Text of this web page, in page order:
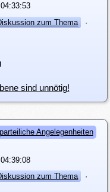
zum Thema
·
sind unnötig!
Angelegenheiten
zum Thema
·